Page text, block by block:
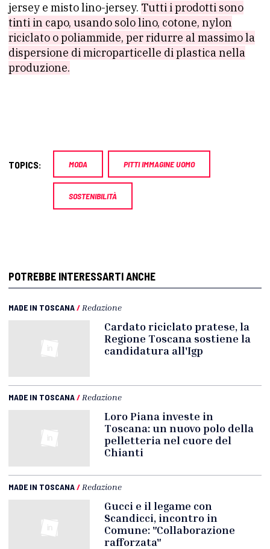
jersey e misto lino-jersey. Tutti i prodotti sono
tinti in capo, usando solo lino, cotone, nylon
riciclato o poliammide, per ridurre al massimo la
dispersione di microparticelle di plastica nella
produzione.
TOPICS: MODA PITTI IMMAGINE UOMO
SOSTENIBILITÀ
POTREBBE INTERESSARTI ANCHE
MADE IN TOSCANA/ Redazione
Cardato riciclato pratese, la
Regione Toscana sostiene la
candidatura all'Igp
MADE IN TOSCANA/ Redazione
Loro Piana investe in
Toscana: un nuovo polo della
pelletteria nel cuore del
Chianti
MADE IN TOSCANA/ Redazione
Gucci e il legame con
Scandicci, incontro in
Comune: "Collaborazione
rafforzata"